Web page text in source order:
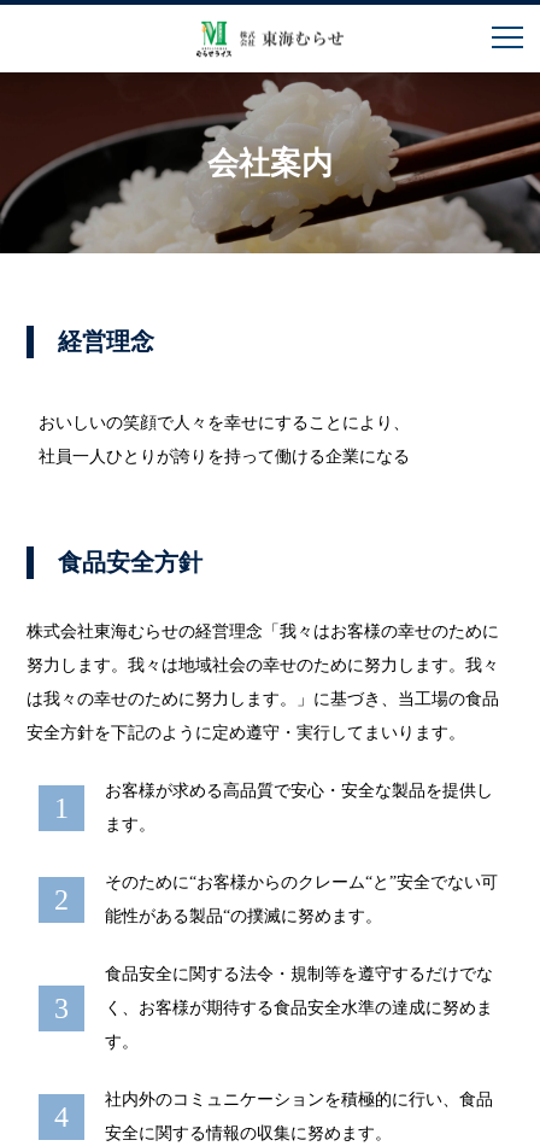
会社案内
経営理念
おいしいの笑顔で人々を幸せにすることにより、
社員一人ひとりが誇りを持って働ける企業になる
食品安全方針
株式会社東海むらせの経営理念「我々はお客様の幸せのために
努力します。我々は地域社会の幸せのために努力します。我々
は我々の幸せのために努力します。」に基づき、当工場の食品
安全方針を下記のように定め遵守・実行してまいります。
お客様が求める高品質で安心・安全な製品を提供し
ます。
そのために“お客様からのクレーム“と”安全でない可
能性がある製品“の撲滅に努めます。
食品安全に関する法令・規制等を遵守するだけでな
く、お客様が期待する食品安全水準の達成に努めま
す。
社内外のコミュニケーションを積極的に行い、食品
安全に関する情報の収集に努めます。